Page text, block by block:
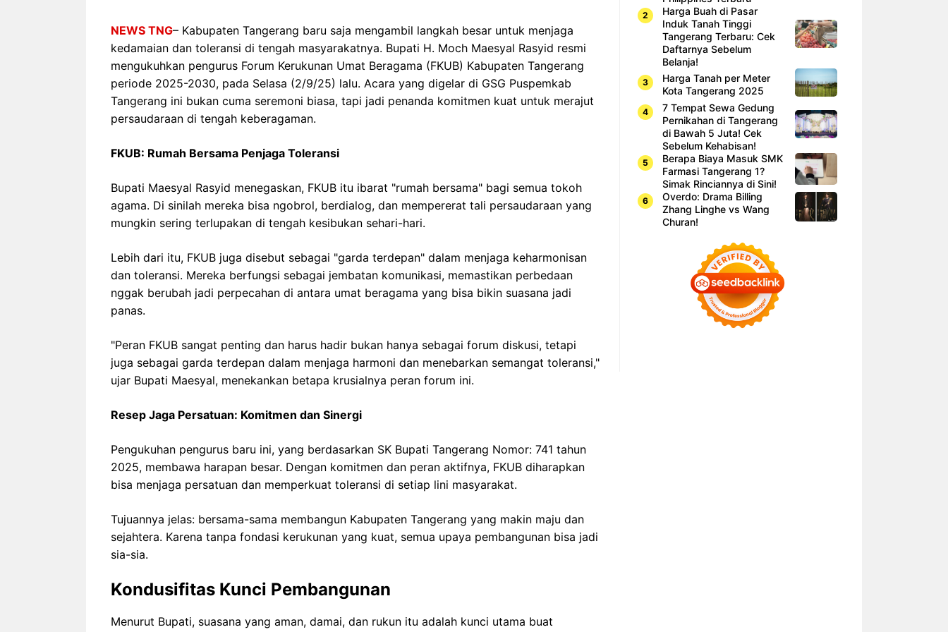
NEWS TNG– Kabupaten Tangerang baru saja mengambil langkah besar untuk menjaga
kedamaian dan toleransi di tengah masyarakatnya. Bupati H. Moch Maesyal Rasyid resmi
mengukuhkan pengurus Forum Kerukunan Umat Beragama (FKUB) Kabupaten Tangerang
periode 2025-2030, pada Selasa (2/9/25) lalu. Acara yang digelar di GSG Puspemkab
Tangerang ini bukan cuma seremoni biasa, tapi jadi penanda komitmen kuat untuk merajut
persaudaraan di tengah keberagaman.
FKUB: Rumah Bersama Penjaga Toleransi
Bupati Maesyal Rasyid menegaskan, FKUB itu ibarat "rumah bersama" bagi semua tokoh
agama. Di sinilah mereka bisa ngobrol, berdialog, dan mempererat tali persaudaraan yang
mungkin sering terlupakan di tengah kesibukan sehari-hari.
Lebih dari itu, FKUB juga disebut sebagai "garda terdepan" dalam menjaga keharmonisan
dan toleransi. Mereka berfungsi sebagai jembatan komunikasi, memastikan perbedaan
nggak berubah jadi perpecahan di antara umat beragama yang bisa bikin suasana jadi
panas.
"Peran FKUB sangat penting dan harus hadir bukan hanya sebagai forum diskusi, tetapi
juga sebagai garda terdepan dalam menjaga harmoni dan menebarkan semangat toleransi,"
ujar Bupati Maesyal, menekankan betapa krusialnya peran forum ini.
Resep Jaga Persatuan: Komitmen dan Sinergi
Pengukuhan pengurus baru ini, yang berdasarkan SK Bupati Tangerang Nomor: 741 tahun
2025, membawa harapan besar. Dengan komitmen dan peran aktifnya, FKUB diharapkan
bisa menjaga persatuan dan memperkuat toleransi di setiap lini masyarakat.
Tujuannya jelas: bersama-sama membangun Kabupaten Tangerang yang makin maju dan
sejahtera. Karena tanpa fondasi kerukunan yang kuat, semua upaya pembangunan bisa jadi
sia-sia.
Kondusifitas Kunci Pembangunan
Menurut Bupati, suasana yang aman, damai, dan rukun itu adalah kunci utama buat
Harga Buah di Pasar
Induk Tanah Tinggi
Tangerang Terbaru: Cek
Daftarnya Sebelum
Belanja!
Harga Tanah per Meter
Kota Tangerang 2025
7 Tempat Sewa Gedung
Pernikahan di Tangerang
di Bawah 5 Juta! Cek
Sebelum Kehabisan!
Berapa Biaya Masuk SMK
Farmasi Tangerang 1?
Simak Rinciannya di Sini!
Overdo: Drama Billing
Zhang Linghe vs Wang
Churan!